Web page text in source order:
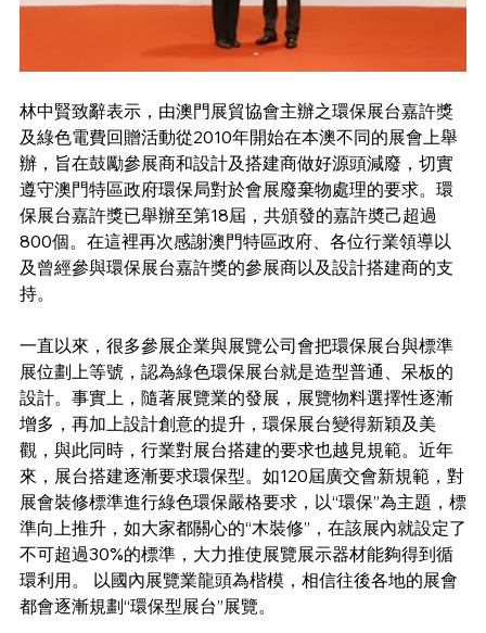
林中賢致辭表示，由澳門展貿協會主辦之環保展台嘉許獎
及綠色電費回贈活動從2010年開始在本澳不同的展會上舉
辦，旨在鼓勵參展商和設計及搭建商做好源頭減廢，切實
遵守澳門特區政府環保局對於會展廢棄物處理的要求。環
保展台嘉許獎已舉辦至第18屆，共頒發的嘉許奬己超過
800個。在這裡再次感謝澳門特區政府、各位行業領導以
及曾經參與環保展台嘉許獎的參展商以及設計搭建商的支
持。
一直以來，很多參展企業與展覽公司會把環保展台與標準
展位劃上等號，認為綠色環保展台就是造型普通、呆板的
設計。事實上，隨著展覽業的發展，展覽物料選擇性逐漸
增多，再加上設計創意的提升，環保展台變得新穎及美
觀，與此同時，行業對展台搭建的要求也越見規範。近年
來，展台搭建逐漸要求環保型。如120屆廣交會新規範，對
展會裝修標準進行綠色環保嚴格要求，以“環保”為主題，標
準向上推升，如大家都關心的“木裝修”，在該展內就設定了
不可超過30%的標準，大力推使展覽展示器材能夠得到循
環利用。 以國內展覽業龍頭為楷模，相信往後各地的展會
都會逐漸規劃“環保型展台”展覽。